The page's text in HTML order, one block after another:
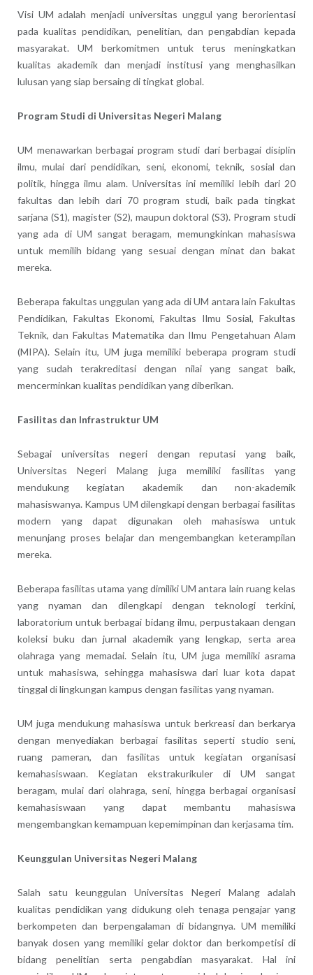
Visi UM adalah menjadi universitas unggul yang berorientasi
pada kualitas pendidikan, penelitian, dan pengabdian kepada
masyarakat. UM berkomitmen untuk terus meningkatkan
kualitas akademik dan menjadi institusi yang menghasilkan
lulusan yang siap bersaing di tingkat global.
Program Studi di Universitas Negeri Malang
UM menawarkan berbagai program studi dari berbagai disiplin
ilmu, mulai dari pendidikan, seni, ekonomi, teknik, sosial dan
politik, hingga ilmu alam. Universitas ini memiliki lebih dari 20
fakultas dan lebih dari 70 program studi, baik pada tingkat
sarjana (S1), magister (S2), maupun doktoral (S3). Program studi
yang ada di UM sangat beragam, memungkinkan mahasiswa
untuk memilih bidang yang sesuai dengan minat dan bakat
mereka.
Beberapa fakultas unggulan yang ada di UM antara lain Fakultas
Pendidikan, Fakultas Ekonomi, Fakultas Ilmu Sosial, Fakultas
Teknik, dan Fakultas Matematika dan Ilmu Pengetahuan Alam
(MIPA). Selain itu, UM juga memiliki beberapa program studi
yang sudah terakreditasi dengan nilai yang sangat baik,
mencerminkan kualitas pendidikan yang diberikan.
Fasilitas dan Infrastruktur UM
Sebagai universitas negeri dengan reputasi yang baik,
Universitas Negeri Malang juga memiliki fasilitas yang
mendukung kegiatan akademik dan non-akademik
mahasiswanya. Kampus UM dilengkapi dengan berbagai fasilitas
modern yang dapat digunakan oleh mahasiswa untuk
menunjang proses belajar dan mengembangkan keterampilan
mereka.
Beberapa fasilitas utama yang dimiliki UM antara lain ruang kelas
yang nyaman dan dilengkapi dengan teknologi terkini,
laboratorium untuk berbagai bidang ilmu, perpustakaan dengan
koleksi buku dan jurnal akademik yang lengkap, serta area
olahraga yang memadai. Selain itu, UM juga memiliki asrama
untuk mahasiswa, sehingga mahasiswa dari luar kota dapat
tinggal di lingkungan kampus dengan fasilitas yang nyaman.
UM juga mendukung mahasiswa untuk berkreasi dan berkarya
dengan menyediakan berbagai fasilitas seperti studio seni,
ruang pameran, dan fasilitas untuk kegiatan organisasi
kemahasiswaan. Kegiatan ekstrakurikuler di UM sangat
beragam, mulai dari olahraga, seni, hingga berbagai organisasi
kemahasiswaan yang dapat membantu mahasiswa
mengembangkan kemampuan kepemimpinan dan kerjasama tim.
Keunggulan Universitas Negeri Malang
Salah satu keunggulan Universitas Negeri Malang adalah
kualitas pendidikan yang didukung oleh tenaga pengajar yang
berkompeten dan berpengalaman di bidangnya. UM memiliki
banyak dosen yang memiliki gelar doktor dan berkompetisi di
bidang penelitian serta pengabdian masyarakat. Hal ini